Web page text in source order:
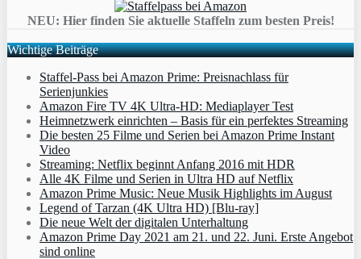
NEU: Hier finden Sie aktuelle Staffeln zum besten Preis!
Wichtige Beiträge
Staffel-Pass bei Amazon Prime: Preisnachlass für
Serienjunkies
Amazon Fire TV 4K Ultra-HD: Mediaplayer Test
Heimnetzwerk einrichten – Basis für ein perfektes Streaming
Die besten 25 Filme und Serien bei Amazon Prime Instant
Video
Streaming: Netflix beginnt Anfang 2016 mit HDR
Alle 4K Filme und Serien in Ultra HD auf Netflix
Amazon Prime Music: Neue Musik Highlights im August
Legend of Tarzan (4K Ultra HD) [Blu-ray]
Die neue Welt der digitalen Unterhaltung
Amazon Prime Day 2021 am 21. und 22. Juni. Erste Angebot
sind online